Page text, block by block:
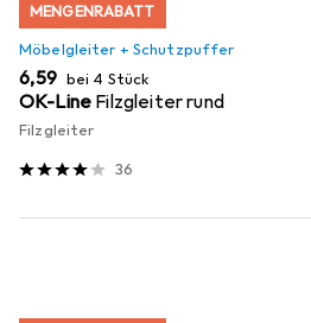
MENGENRABATT
Möbelgleiter + Schutzpuffer
EUR
6,59 bei 4 Stück
OK-Line Filzgleiter rund
Filzgleiter
36